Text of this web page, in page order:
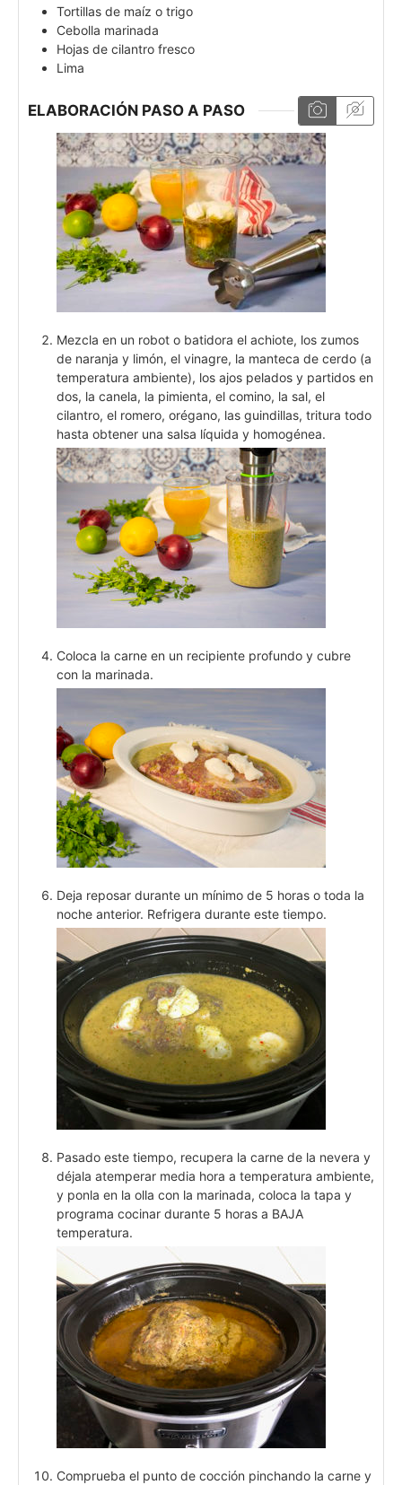
Tortillas de maíz o trigo
Cebolla marinada
Hojas de cilantro fresco
Lima
ELABORACIÓN PASO A PASO
Mezcla en un robot o batidora el achiote, los zumos
de naranja y limón, el vinagre, la manteca de cerdo (a
temperatura ambiente), los ajos pelados y partidos en
dos, la canela, la pimienta, el comino, la sal, el
cilantro, el romero, orégano, las guindillas, tritura todo
hasta obtener una salsa líquida y homogénea.
Coloca la carne en un recipiente profundo y cubre
con la marinada.
Deja reposar durante un mínimo de 5 horas o toda la
noche anterior. Refrigera durante este tiempo.
Pasado este tiempo, recupera la carne de la nevera y
déjala atemperar media hora a temperatura ambiente,
y ponla en la olla con la marinada, coloca la tapa y
programa cocinar durante 5 horas a BAJA
temperatura.
Comprueba el punto de cocción pinchando la carne y